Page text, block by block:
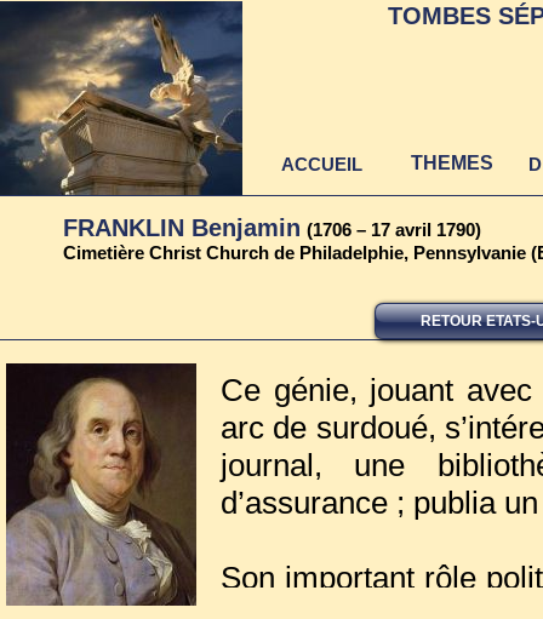
RETOUR ETATS-
FRANKLIN Benjamin (1706 – 17 avril 1790)
Cimetière Christ Church de Philadelphie, Pennsylvanie
Ce génie, jouant
arc de surdoué,
journal, une
d’assurance ; publia
Son important rôle
TOMBES
ACCUEIL THEMES